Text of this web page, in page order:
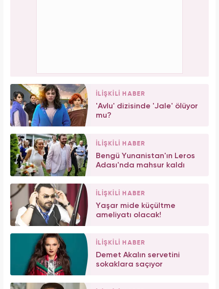
İLİŞKİLİ HABER
'Avlu' dizisinde 'Jale' ölüyor
mu?
İLİŞKİLİ HABER
Bengü Yunanistan'ın Leros
Adası'nda mahsur kaldı
İLİŞKİLİ HABER
Yaşar mide küçültme
ameliyatı olacak!
İLİŞKİLİ HABER
Demet Akalın servetini
sokaklara saçıyor